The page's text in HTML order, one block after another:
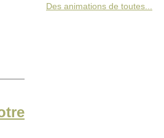
Des animations de toutes...